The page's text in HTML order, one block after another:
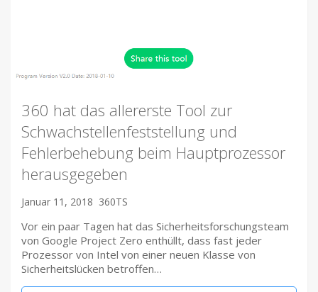
360 hat das allererste Tool zur
Schwachstellenfeststellung und
Fehlerbehebung beim Hauptprozessor
herausgegeben
Januar 11, 2018 360TS
Vor ein paar Tagen hat das Sicherheitsforschungsteam
von Google Project Zero enthüllt, dass fast jeder
Prozessor von Intel von einer neuen Klasse von
Sicherheitslücken betroffen…